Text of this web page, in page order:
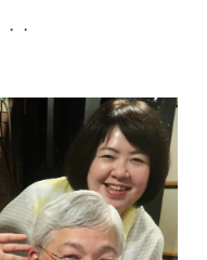
・